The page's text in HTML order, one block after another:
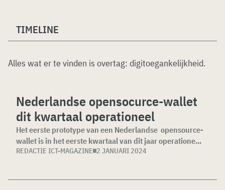
TIMELINE
Alles wat er te vinden is overtag: digitoegankelijkheid.
Nederlandse opensocurce-wallet
dit kwartaal operationeel
Het eerste prototype van een Nederlandse opensource-
wallet is in het eerste kwartaal van dit jaar operatione...
REDACTIE ICT-MAGAZINE 2 JANUARI 2024